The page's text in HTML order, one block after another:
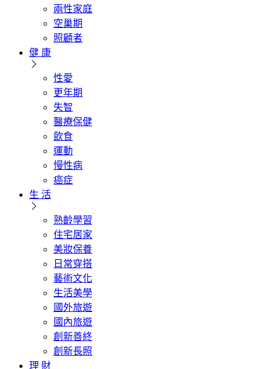
兩性家庭
空巢期
照顧者
健 康
性愛
更年期
失智
醫療保健
飲食
運動
慢性病
癌症
生 活
熟齡學習
住宅居家
美妝保養
日常穿搭
藝術文化
生活美學
國外旅遊
國內旅遊
創新善終
創新長照
理 財